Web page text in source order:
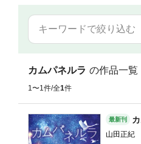
カムパネルラ の作品一覧
1〜1件/全1件
最新刊
山田正紀